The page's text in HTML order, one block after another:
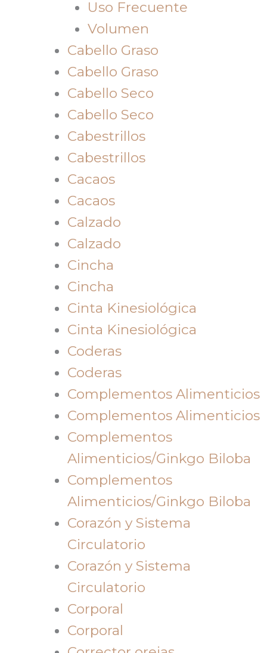
Uso Frecuente
Volumen
Cabello Graso
Cabello Graso
Cabello Seco
Cabello Seco
Cabestrillos
Cabestrillos
Cacaos
Cacaos
Calzado
Calzado
Cincha
Cincha
Cinta Kinesiológica
Cinta Kinesiológica
Coderas
Coderas
Complementos Alimenticios
Complementos Alimenticios
Complementos
Alimenticios/Ginkgo Biloba
Complementos
Alimenticios/Ginkgo Biloba
Corazón y Sistema
Circulatorio
Corazón y Sistema
Circulatorio
Corporal
Corporal